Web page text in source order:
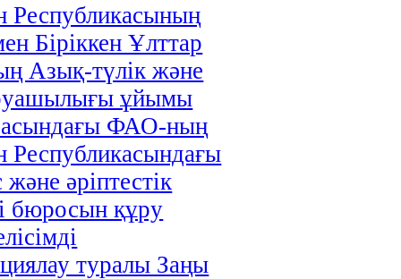
Республикасының
Біріккен Ұлттар
Азық-түлік және
ұйымы
ФАО-ның
Республикасындағы
әріптестік
бюросын құру
туралы Заңы